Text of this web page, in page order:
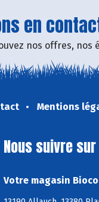
en
nos offres, nos
Mentions
Nous suivre sur
Votre magasin